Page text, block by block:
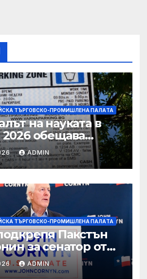
ТЪРГОВСКО-ПРОМИШЛЕНА ПАЛAТА
на науката в
обещава
научно-
иновации
ADMIN
ТЪРГОВСКО-ПРОМИШЛЕНА ПАЛAТА
Пакстън
за сенатор от
шокираща
ADMIN